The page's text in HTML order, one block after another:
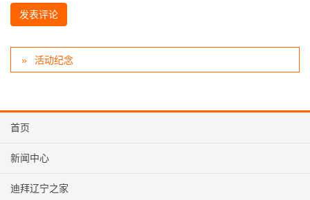
活动纪念
首页
新闻中心
迪拜辽宁之家